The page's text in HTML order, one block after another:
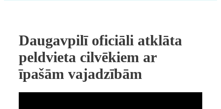
Daugavpilī oficiāli atklāta
peldvieta cilvēkiem ar
īpašām vajadzībām